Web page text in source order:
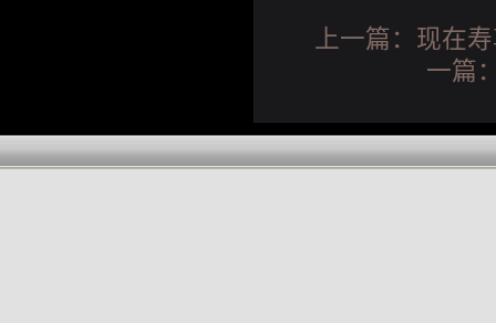
上一篇： 现在
一篇